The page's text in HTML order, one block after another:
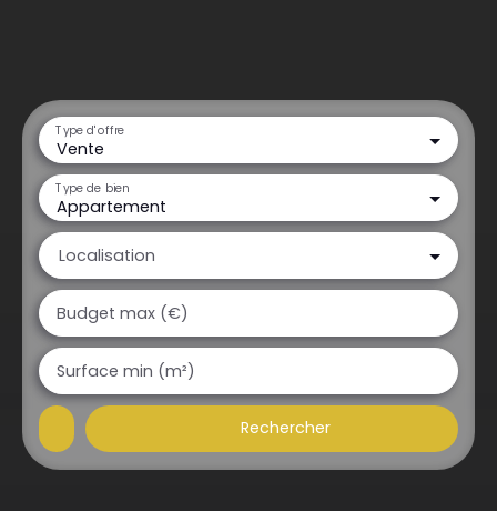
Vente
Type d'offre
Appartement
Type de bien
Localisation
Budget max (€)
Surface min (m²)
Rechercher